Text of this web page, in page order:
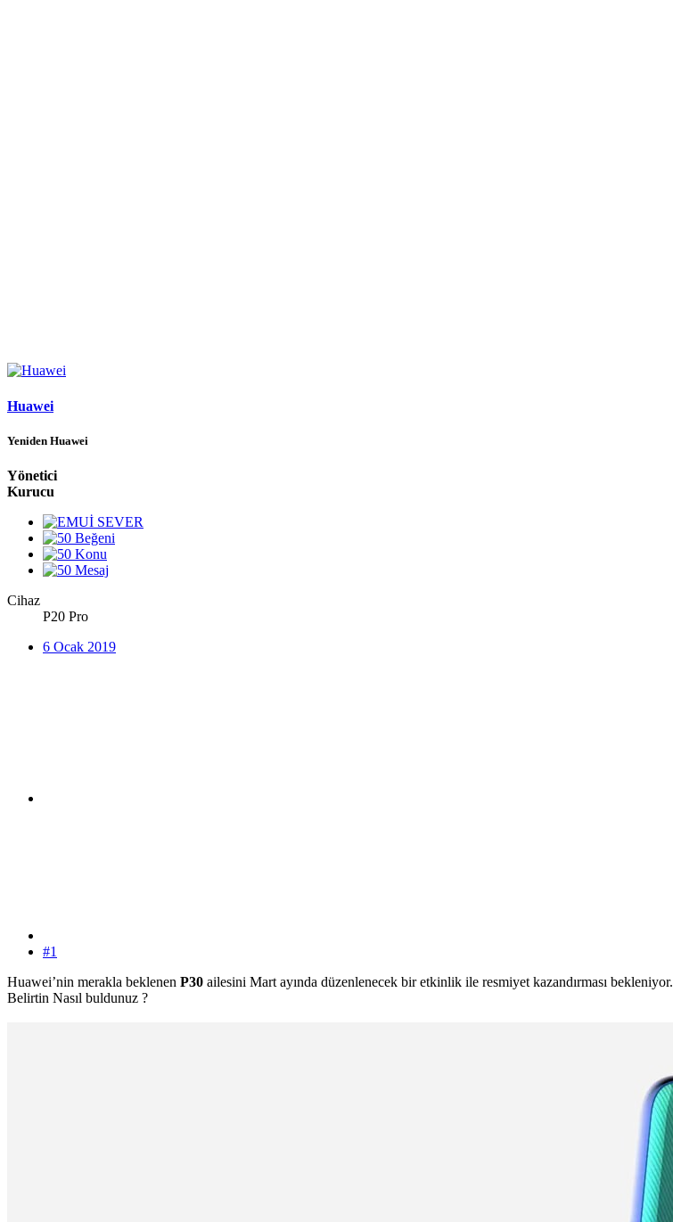
Huawei
Yeniden Huawei
Yönetici
Kurucu
Cihaz
P20 Pro
6 Ocak 2019
#1
Huawei’nin merakla beklenen P30 ailesini Mart ayında düzenlenecek bir etkinlik ile resmiyet kazandırması bekleniyor.
Belirtin Nasıl buldunuz ?